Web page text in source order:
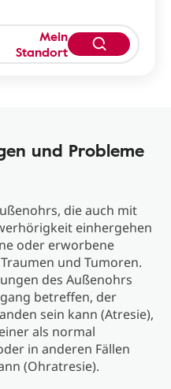
Mein
Standort
und Probleme
die auch mit
einhergehen
oder erworbene
und Tumoren.
des Außenohrs
betreffen, der
sein kann (Atresie),
als normal
in anderen Fällen
(Ohratresie).